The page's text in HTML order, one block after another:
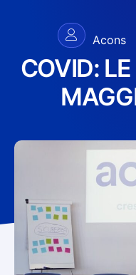
Acons
COVID: LE